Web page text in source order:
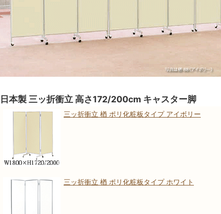
日本製 三ッ折衝立 高さ172/200cm キャスター脚
三ッ折衝立 楢 ポリ化粧板タイプ アイボリー
三ッ折衝立 楢 ポリ化粧板タイプ ホワイト